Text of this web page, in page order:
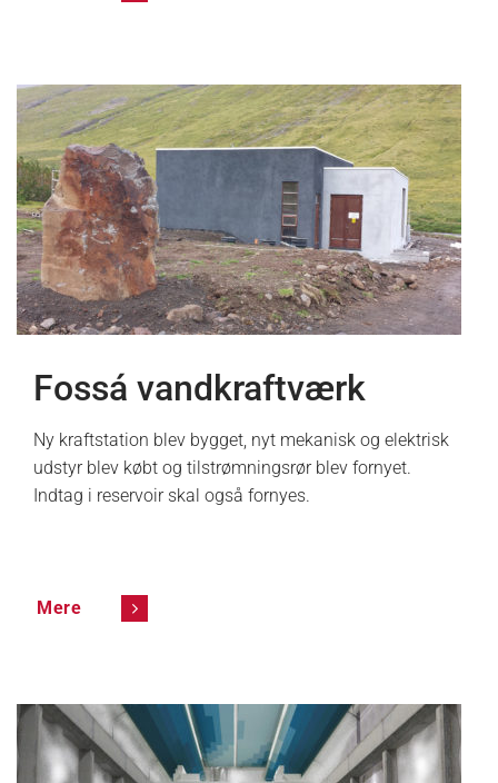
Fossá vandkraftværk
Ny kraftstation blev bygget, nyt mekanisk og elektrisk
udstyr blev købt og tilstrømningsrør blev fornyet.
Indtag i reservoir skal også fornyes.
Mere